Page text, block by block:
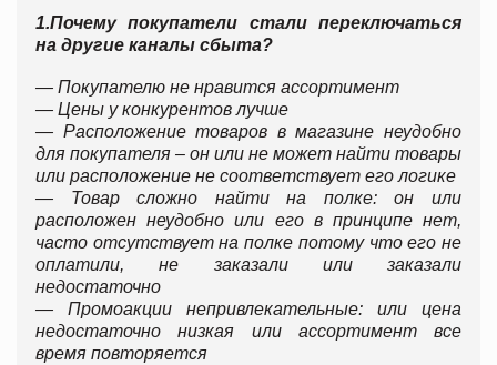
1.Почему покупатели стали переключаться
на другие каналы сбыта?
— Покупателю не нравится ассортимент
— Цены у конкурентов лучше
— Расположение товаров в магазине неудобно
для покупателя – он или не может найти товары
или расположение не соответствует его логике
— Товар сложно найти на полке: он или
расположен неудобно или его в принципе нет,
часто отсутствует на полке потому что его не
оплатили, не заказали или заказали
недостаточно
— Промоакции непривлекательные: или цена
недостаточно низкая или ассортимент все
время повторяется